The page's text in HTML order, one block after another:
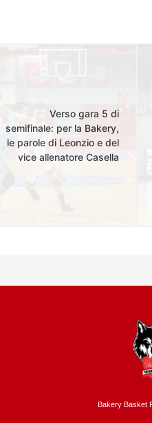
Verso gara 5 di
semifinale: per la Bakery,
le parole di Leonzio e del
vice allenatore Casella
Bakery Basket